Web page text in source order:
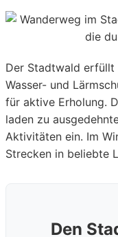
Der Stadtwald erfüllt
Wasser- und
für aktive Erholung.
laden zu
Aktivitäten ein. Im
Strecken in beliebte
Den